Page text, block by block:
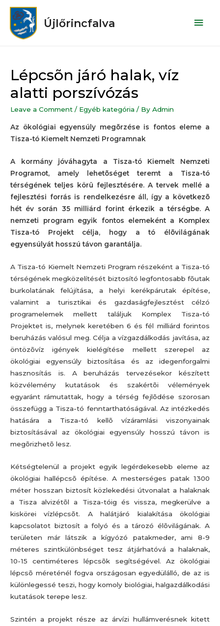
Újlőrincfalva
Lépcsõn járó halak, víz
alatti porszívózás
Leave a Comment / Egyéb kategória / ByAdmin
Az ökológiai egyensúly megõrzése is fontos eleme a
Tisza-tó Kiemelt Nemzeti Programnak
A kormány jóváhagyta a Tisza-tó Kiemelt Nemzeti
Programot, amely lehetõséget teremt a Tisza-tó
térségének teljes körû fejlesztésére. A tervek mellé a
fejlesztési forrás is rendelkezésre áll, így a következõ
hét év során 35 milliárd forint érkezik a térségbe. A
nemzeti program egyik fontos elemeként a Komplex
Tisza-tó Projekt célja, hogy a tó élõvilágának
egyensúlyát hosszú távon garantálja.
A Tisza-tó Kiemelt Nemzeti Program részeként a Tisza-tó
térségének megközelítését biztosító legfontosabb fõutak
burkolatának felújítása, a helyi kerékpárutak építése,
valamint a turisztikai és gazdaságfejlesztést célzó
programelemek mellett találjuk Komplex Tisza-tó
Projektet is, melynek keretében 6 és fél milliárd forintos
beruházás valósul meg. Célja a vízgazdálkodás javítása, az
öntözõvíz igények kielégítése mellett szerepel az
ökológiai egyensúly biztosítása és az idegenforgalmi
hasznosítás is. A beruházás tervezésekor készített
közvélemény kutatások és szakértõi vélemények
egyaránt rámutattak, hogy a térség fejlõdése szorosan
összefügg a Tisza-tó fenntarthatóságával. Az intézkedés
hatására a Tisza-tó kellõ vízáramlási viszonyainak
biztosításával az ökológiai egyensúly hosszú távon is
megõrizhetõ lesz.
Kétségtelenül a projekt egyik legérdekesebb eleme az
ökológiai hallépcsõ építése. A mesterséges patak 1300
méter hosszan biztosít közlekedési útvonalat a halaknak
a Tisza alvizétõl a Tisza-tóig és vissza, megkerülve a
kiskörei vízlépcsõt. A halátjáró kialakítása ökológiai
kapcsolatot biztosít a folyó és a tározó élõvilágának. A
területen már látszik a kígyózó patakmeder, ami 8-9
méteres szintkülönbséget tesz átjárhatóvá a halaknak,
10-15 centiméteres lépcsõk segítségével. Az ökológiai
lépcsõ méreténél fogva országosan egyedülálló, de az is
különlegessé teszi, hogy komoly biológiai, halgazdálkodási
kutatások terepe lesz.
Szintén a projekt része az árvízi hullámverésnek kitett